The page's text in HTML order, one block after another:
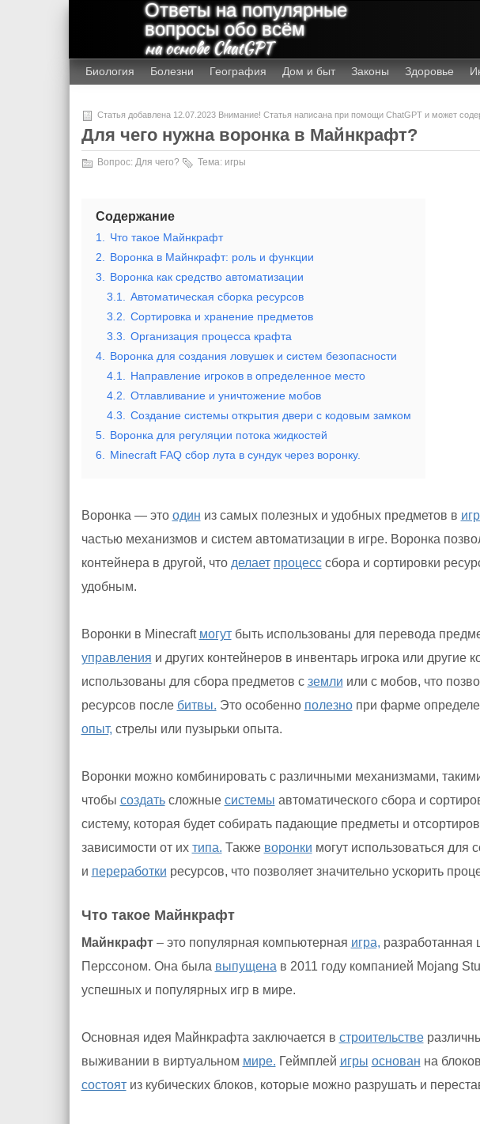
Ответы на популярные
вопросы обо всём
на основе ChatGPT
Биология Болезни География Дом и быт Законы Здоровье
Статья добавлена 12.07.2023 Внимание! Статья написана при помощи ChatGPT и может
Для чего нужна воронка в Майнкрафт?
Вопрос: Для чего? Тема: игры
Содержание
1.
Что такое Майнкрафт
2.
Воронка в Майнкрафт: роль и функции
3.
Воронка как средство автоматизации
3.1.
Автоматическая сборка ресурсов
3.2.
Сортировка и хранение предметов
3.3.
Организация процесса крафта
4.
Воронка для создания ловушек и систем безопасности
4.1.
Направление игроков в определенное место
4.2.
Отлавливание и уничтожение мобов
4.3.
Создание системы открытия двери с кодовым замком
5.
Воронка для регуляции потока жидкостей
6.
Minecraft FAQ сбор лута в сундук через воронку.
Воронка — это один из самых полезных и удобных предметов в
частью механизмов и систем автоматизации в игре. Воронка
контейнера в другой, что делает процесссбора и сортировки
удобным.
Воронки в Minecraft могутбыть использованы для перевода
управления и других контейнеров в инвентарь игрока или другие
использованы для сбора предметов с земли или с мобов, что
ресурсов после битвы. Это особенно полезнопри фарме
опыт, стрелы или пузырьки опыта.
Воронки можно комбинировать с различными механизмами,
чтобы создатьсложные системы автоматического сбора и
систему, которая будет собирать падающие предметы и
зависимости от их типа. Также воронки могут использоваться для
и переработки ресурсов, что позволяет значительно ускорить
Что такое Майнкрафт
Майнкрафт– это популярная компьютерная игра,
Перссоном. Она была выпущена в 2011 году компанией Mojang
успешных и популярных игр в мире.
Основная идея Майнкрафта заключается в строительстве
выживании в виртуальном мире. Геймплей игры основан на
состоятиз кубических блоков, которые можно разрушать и